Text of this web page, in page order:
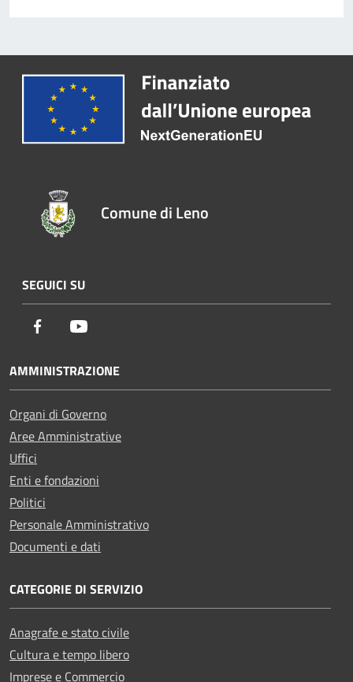
Comune di Leno
SEGUICI SU
Facebook
AMMINISTRAZIONE
Organi di Governo
Aree Amministrative
Uffici
Enti e fondazioni
Politici
Personale Amministrativo
Documenti e dati
CATEGORIE DI SERVIZIO
Anagrafe e stato civile
Cultura e tempo libero
Imprese e Commercio